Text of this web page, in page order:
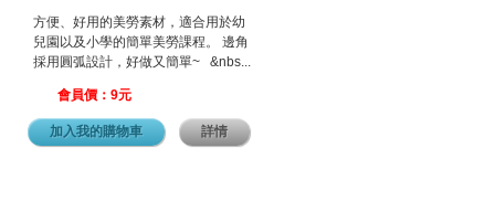
方便、好用的美勞素材，適合用於幼
兒園以及小學的簡單美勞課程。 邊角
採用圓弧設計，好做又簡單~ &nbs...
會員價：9元
加入我的購物車 詳情